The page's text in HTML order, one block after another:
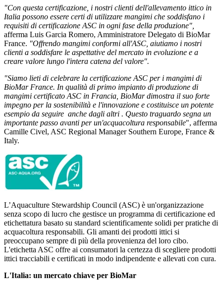
"Con questa certificazione, i nostri clienti dell'allevamento ittico in
Italia possono essere certi di utilizzare mangimi che soddisfano i
requisiti di certificazione ASC in ogni fase della produzione",
afferma Luis Garcia Romero, Amministratore Delegato di BioMar
France. "Offrendo mangimi conformi all'ASC, aiutiamo i nostri
clienti a soddisfare le aspettative del mercato in evoluzione e a
creare valore lungo l'intera catena del valore".
"Siamo lieti di celebrare la certificazione ASC per i mangimi di
BioMar France. In qualità di primo impianto di produzione di
mangimi certificato ASC in Francia, BioMar dimostra il suo forte
impegno per la sostenibilità e l'innovazione e costituisce un potente
esempio da seguire anche dagli altri . Questo traguardo segna un
importante passo avanti per un'acquacoltura responsabile", afferma
Camille Civel, ASC Regional Manager Southern Europe, France &
Italy.
L’Aquaculture Stewardship Council (ASC) è un'organizzazione
senza scopo di lucro che gestisce un programma di certificazione ed
etichettatura basato su standard scientificamente solidi per pratiche di
acquacoltura responsabili. Gli amanti dei prodotti ittici si
preoccupano sempre di più della provenienza del loro cibo.
L'etichetta ASC offre ai consumatori la certezza di scegliere prodotti
ittici tracciabili e certificati in modo indipendente e allevati con cura.
L'Italia: un mercato chiave per BioMar